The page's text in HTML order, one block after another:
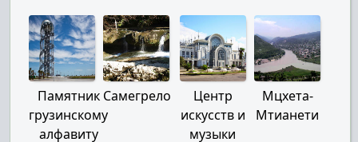
Памятник
грузинскому
алфавиту
Самегрело
Центр
искусств и
музыки
Мцхета-
Мтианети